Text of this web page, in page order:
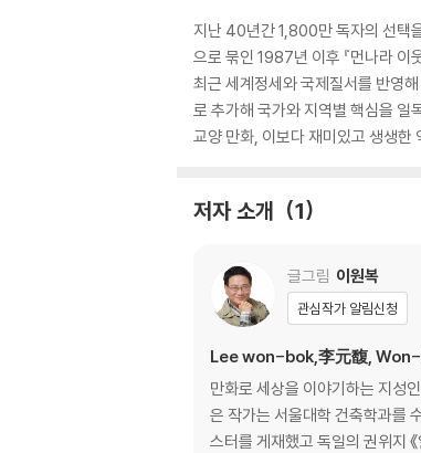
지난 40년간 1,800만 독자의 선택
으로 묶인 1987년 이후 『먼나라 이
최근 세계정세와 국제질서를 반영
로 추가해 국가와 지역별 핵심을 일
교양 만화, 이보다 재미있고 생생한
저자 소개 1
글그림 이원복
관심작가 알림신청
Lee won-bok,李元馥,
만화로 세상을 이야기하는 지성
은 작가는 서울대학 건축학과를
스터를 게재했고 독일의 권위지 《알게마이네 차이퉁》 150